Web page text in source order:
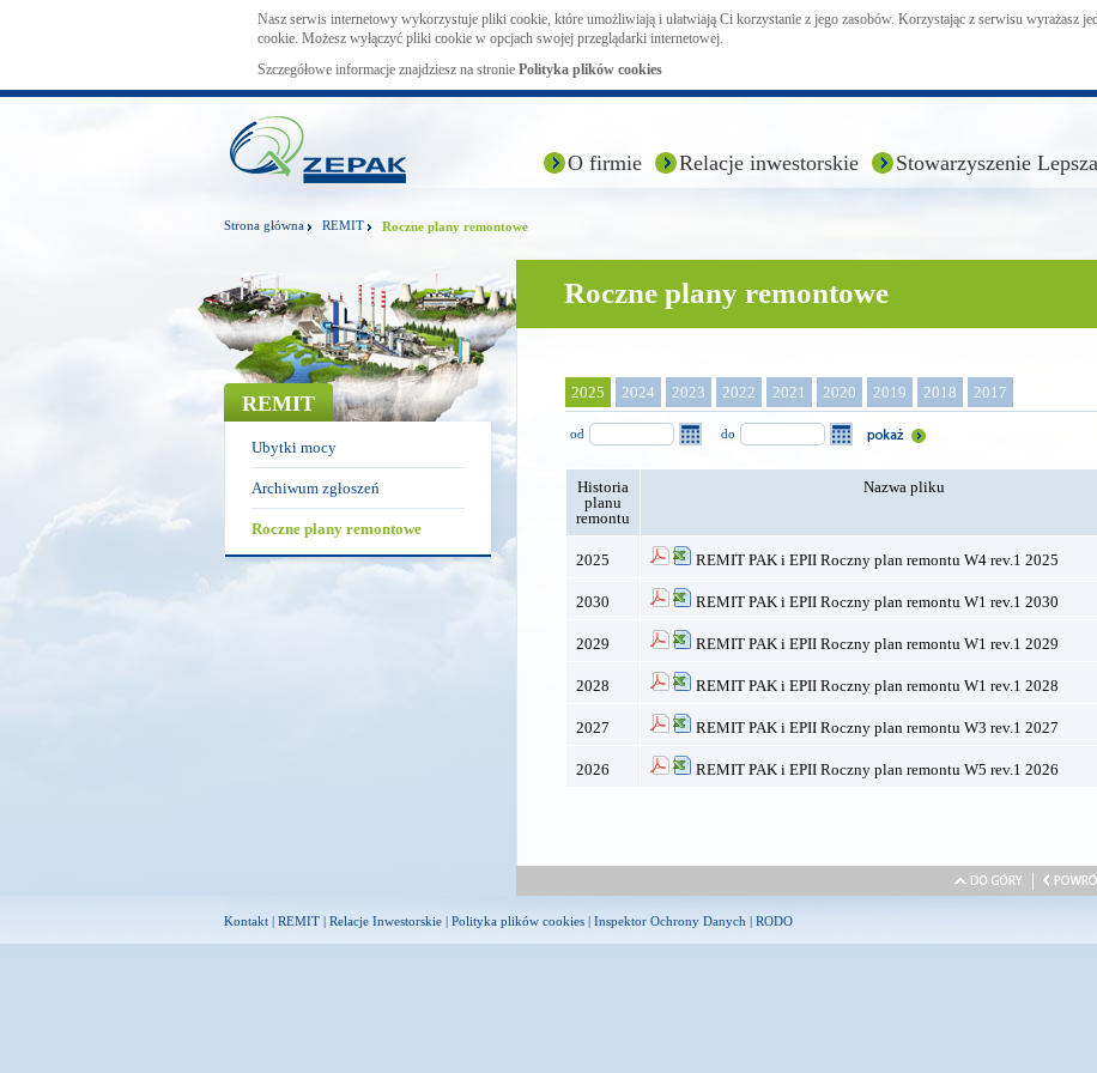
Nasz serwis internetowy wykorzystuje pliki cookie, które umożliwiają i ułatwiają Ci korzystanie z jego zasobów. Korzystając z serwisu wyrażasz
cookie. Możesz wyłączyć pliki cookie w opcjach swojej przeglądarki internetowej.
Szczegółowe informacje znajdziesz na stronie Polityka plików cookies
O firmie Relacje inwestorskie Stowarzyszenie
Strona główna REMIT Roczne plany remontowe
REMIT
Ubytki mocy
Archiwum zgłoszeń
Roczne plany remontowe
Roczne plany remontowe
2025 2024 2023 2022 2021 2020 2019 2018 2017
od do
Historia
planu
remontu
Nazwa pliku
2025 REMIT PAK i EPII Roczny plan remontu W4 rev.1 2025
2030 REMIT PAK i EPII Roczny plan remontu W1 rev.1 2030
2029 REMIT PAK i EPII Roczny plan remontu W1 rev.1 2029
2028 REMIT PAK i EPII Roczny plan remontu W1 rev.1 2028
2027 REMIT PAK i EPII Roczny plan remontu W3 rev.1 2027
2026 REMIT PAK i EPII Roczny plan remontu W5 rev.1 2026
Kontakt | REMIT | Relacje Inwestorskie | Polityka plików cookies | Inspektor Ochrony Danych | RODO